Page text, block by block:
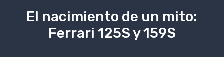
El nacimiento de un mito:
Ferrari 125S y 159S